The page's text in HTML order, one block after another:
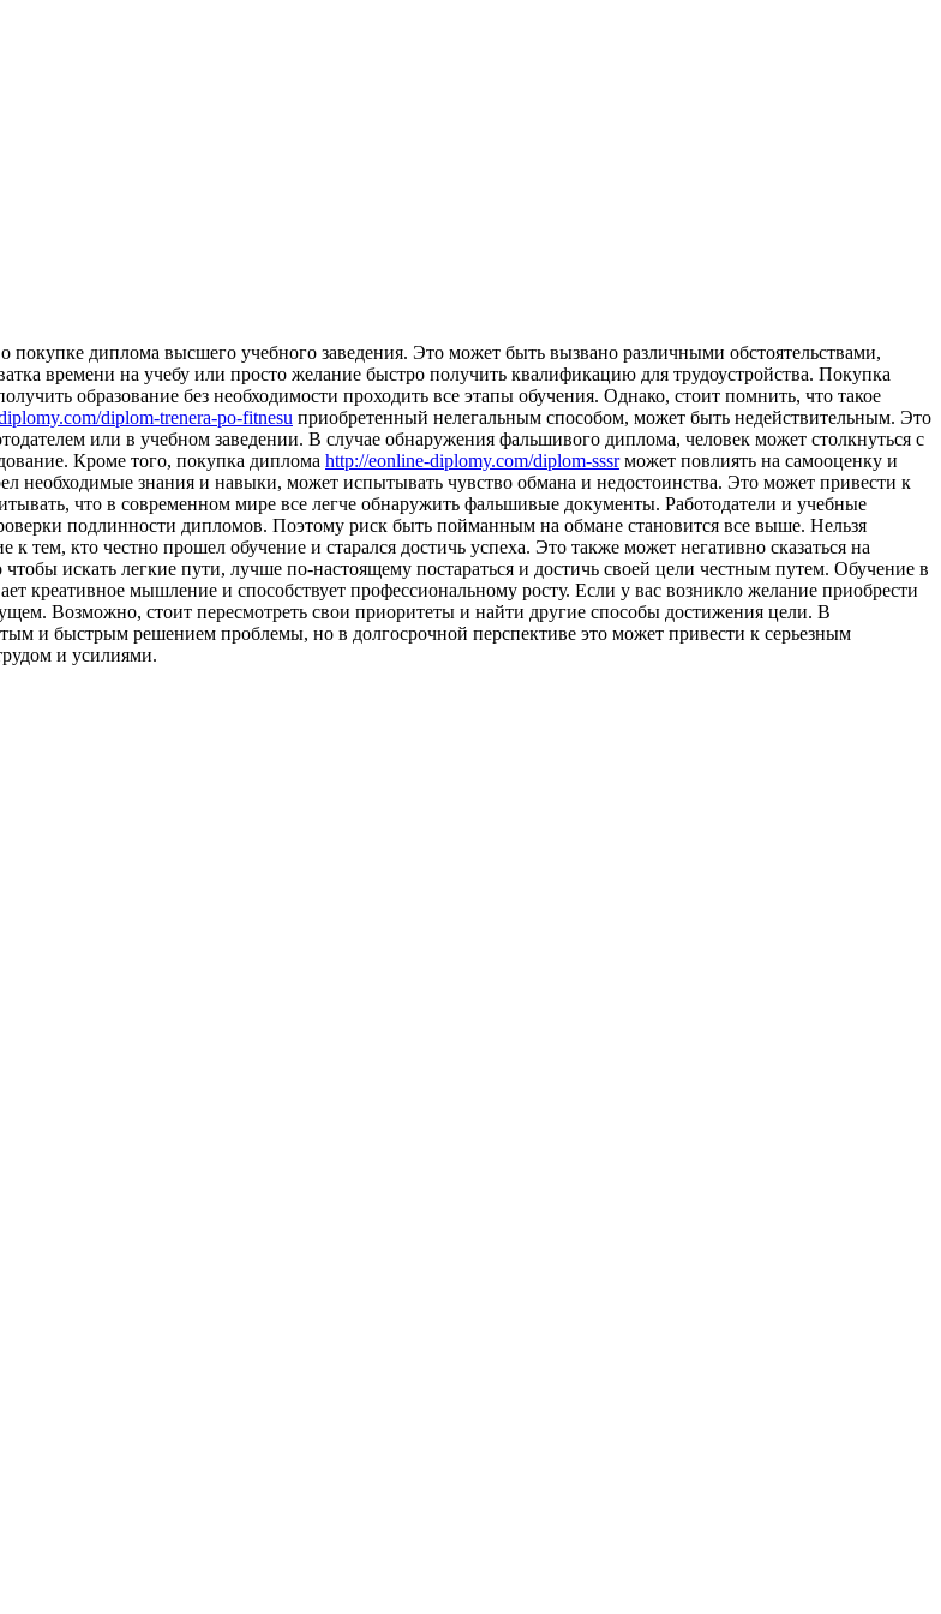
диплома высшего учебного заведения. Это может быть вызвано различными обстоятельствами,
времени на учебу или просто желание быстро получить квалификацию для трудоустройства. Покупка
образование без необходимости проходить все этапы обучения. Однако, стоит помнить, что такое
diplom-trenera-po-fitnesu приобретенный нелегальным способом, может быть недействительным. Это
или в учебном заведении. В случае обнаружения фальшивого диплома, человек может столкнуться с
Кроме того, покупка диплома http://eonline-diplomy.com/diplom-sssrможет повлиять на самооценку и
необходимые знания и навыки, может испытывать чувство обмана и недостоинства. Это может привести к
что в современном мире все легче обнаружить фальшивые документы. Работодатели и учебные
подлинности дипломов. Поэтому риск быть пойманным на обмане становится все выше. Нельзя
тем, кто честно прошел обучение и старался достичь успеха. Это также может негативно сказаться на
искать легкие пути, лучше по-настоящему постараться и достичь своей цели честным путем. Обучение в
креативное мышление и способствует профессиональному росту. Если у вас возникло желание приобрести
Возможно, стоит пересмотреть свои приоритеты и найти другие способы достижения цели. В
и быстрым решением проблемы, но в долгосрочной перспективе это может привести к серьезным
и усилиями.